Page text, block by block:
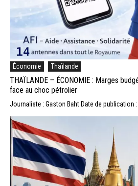
Économie Thaïlande
THAÏLANDE – ÉCONOMIE : Marges
face au choc pétrolier
Journaliste : Gaston Baht Date de publication